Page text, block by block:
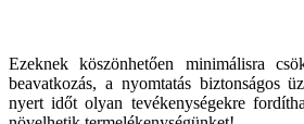
Ezeknek köszönhetően minimálisra
beavatkozás, a nyomtatás biztonságos
nyert időt olyan tevékenységekre